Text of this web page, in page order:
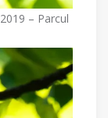
– Parcul